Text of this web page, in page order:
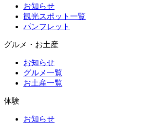
お知らせ
観光スポット一覧
パンフレット
グルメ・お土産
お知らせ
グルメ一覧
お土産一覧
体験
お知らせ